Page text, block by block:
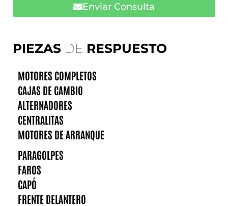
PIEZAS DE RESPUESTO
MOTORES COMPLETOS
CAJAS DE CAMBIO
ALTERNADORES
CENTRALITAS
MOTORES DE ARRANQUE
PARAGOLPES
FAROS
CAPÓ
FRENTE DELANTERO
Enviar Consulta